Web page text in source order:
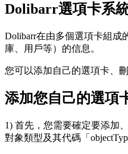
Dolibarr選項卡系
Dolibarr在由多個選項卡組成
庫、用戶等）的信息。
您可以添加自己的選項卡、
添加您自己的選項
1) 首先，您需要確定要添加
對象類型及其代碼「